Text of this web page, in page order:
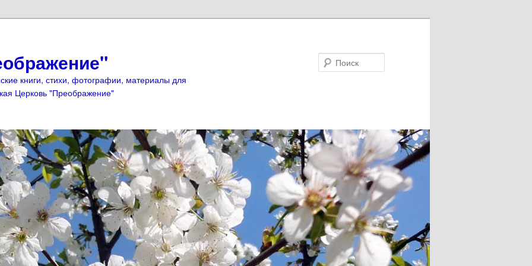
книги, стихи, фотографии, материалы для
Церковь "Преображение"